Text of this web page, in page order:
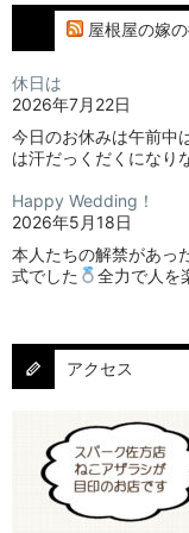
屋根屋の嫁
休日は
2026年7月22日
今日のお休みは午前中
は汗だっくだくになり
Happy Wedding！
2026年5月18日
本人たちの解禁があっ
式でした
全力で人を
アクセス